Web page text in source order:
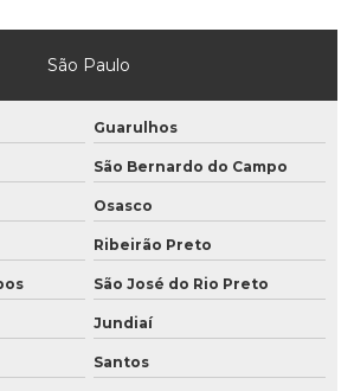
de pvc
borracha
embalar perfil de alumínio
São Paulo
Guarulhos
São Bernardo do Campo
Osasco
Ribeirão Preto
São José do Rio Preto
Jundiaí
Santos